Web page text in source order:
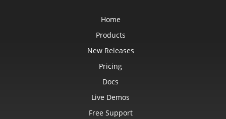
Home
Products
New Releases
Pricing
Docs
Live Demos
Free Support